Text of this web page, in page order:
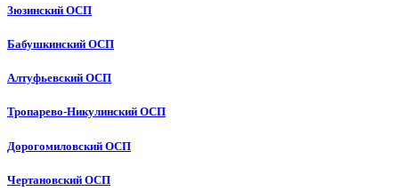
Зюзинский ОСП
Бабушкинский ОСП
Алтуфьевский ОСП
Тропарево-Никулинский ОСП
Дорогомиловский ОСП
Чертановский ОСП